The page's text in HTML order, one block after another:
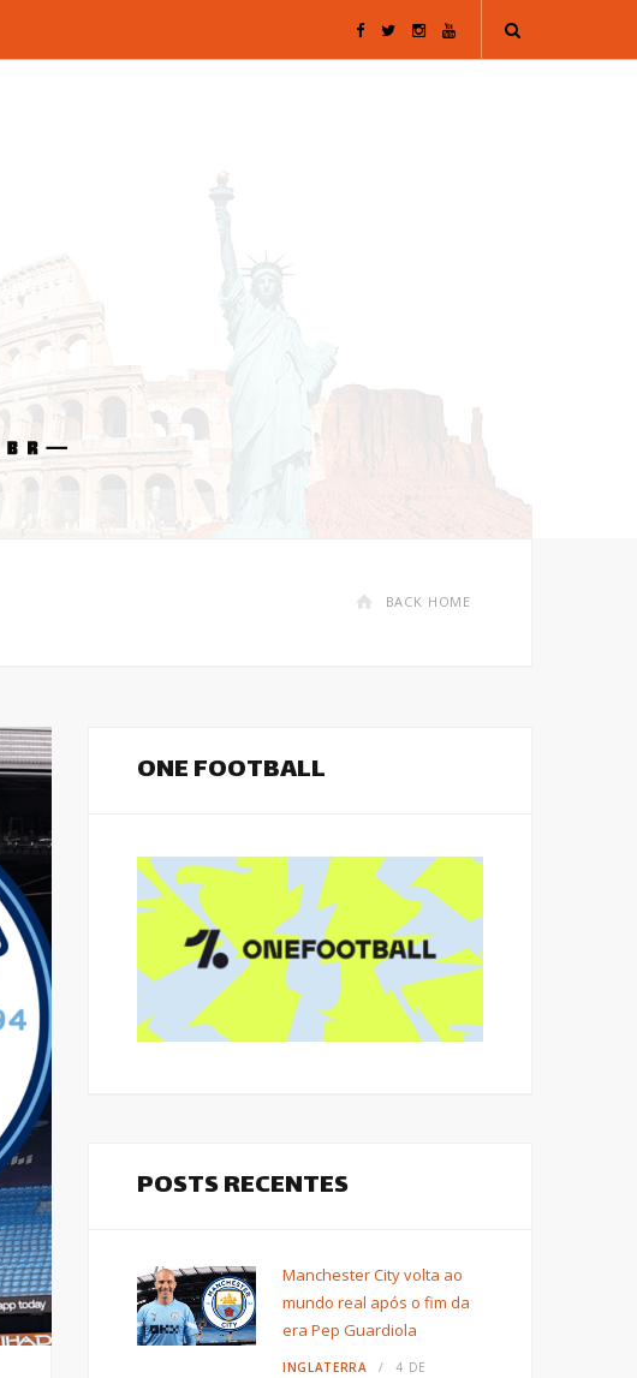
F
o
T
r
I
r
Y
BACK HOME
ONE FOOTBALL
POSTS RECENTES
Manchester City volta ao
mundo real após o fim da
era Pep Guardiola
INGLATERRA
4 DE